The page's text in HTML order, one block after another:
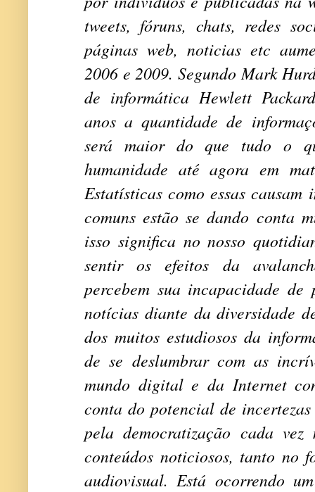
tweets, fóruns, chats, redes
páginas web, noticias etc
2006 e 2009. Segundo Mark
de informática Hewlett
anos a quantidade de
será maior do que tudo o
humanidade até agora em
Estatísticas como essas causam
comuns estão se dando conta
isso significa no nosso
sentir os efeitos da
percebem sua incapacidade
notícias diante da diversidade
dos muitos estudiosos da
de se deslumbrar com as
mundo digital e da Internet
conta do potencial de
pela democratização cada
conteúdos noticiosos, tanto no
audiovisual. Está ocorrendo